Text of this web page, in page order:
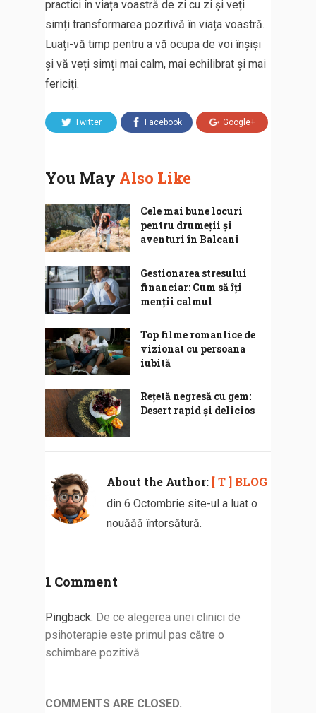
practici în viața voastră de zi cu zi și veți
simți transformarea pozitivă în viața voastră.
Luați-vă timp pentru a vă ocupa de voi înșiși
și vă veți simți mai calm, mai echilibrat și mai
fericiți.
Twitter Facebook Google+
You May Also Like
Cele mai bune locuri
pentru drumeții și
aventuri în Balcani
Gestionarea stresului
financiar: Cum să îți
menții calmul
Top filme romantice de
vizionat cu persoana
iubită
Rețetă negresă cu gem:
Desert rapid și delicios
About the Author: [ T ] BLOG
din 6 Octombrie site-ul a luat o
nouăăă întorsătură.
1 Comment
Pingback: De ce alegerea unei clinici de
psihoterapie este primul pas către o
schimbare pozitivă
COMMENTS ARE CLOSED.